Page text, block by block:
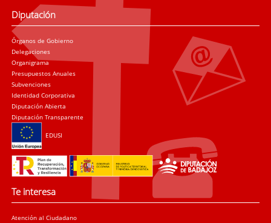
Diputación
Órganos de Gobierno
Delegaciones
Organigrama
Presupuestos Anuales
Subvenciones
Identidad Corporativa
Diputación Abierta
Diputación Transparente
EDUSI
Te interesa
Atención al Ciudadano